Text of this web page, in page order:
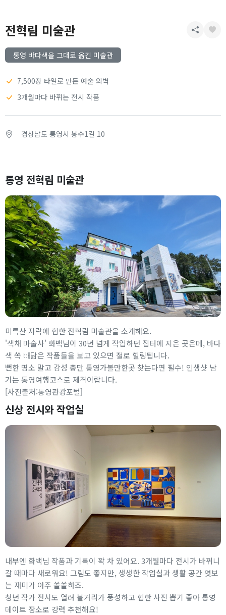
통영 전혁림 미술관
미륵산 자락에 힙한 전혁림 미술관을 소개해요.
'색채 마술사' 화백님이 30년 넘게 작업하던 집터에 지은 곳은데, 바다
색 쏙 빼닮은 작품들을 보고 있으면 절로 힐링됩니다.
뻔한 명소 말고 감성 충만 통영가볼만한곳 찾는다면 필수! 인생샷 남
기는 통영여행코스로 제격이랍니다.
[사진출처:통영관광포털]
신상 전시와 작업실
내부엔 화백님 작품과 기록이 꽉 차 있어요. 3개월마다 전시가 바뀌니
갈 때마다 새로워요! 그림도 좋지만, 생생한 작업실과 생활 공간 엿보
는 재미가 아주 쏠쏠하죠.
청년 작가 전시도 열려 볼거리가 풍성하고 힙한 사진 뽑기 좋아 통영
데이트 장소로 강력 추천해요!
전혁림 미술관
통영 바다색을 그대로 옮긴 미술관
7,500장 타일로 만든 예술 외벽
3개월마다 바뀌는 전시 작품
경상남도 통영시 봉수1길 10